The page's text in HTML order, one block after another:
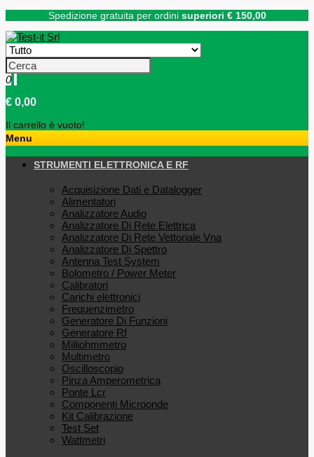
Spedizione gratuita per ordini superiori € 150,00
0
€ 0,00
Il carrello è vuoto!
Menu
STRUMENTI ELETTRONICA E RF
Acquisizione Dati e Datalogger
Alimentatori
Analizzatore Audio
Analizzatore Di Rete Elettrica
Analizzatore Di Rete Vettoriale Vna
Analizzatore Di Spettro
Antenna Test System
Bolometro / Power Meter
Calibratori
Carichi elettronici
Frequenzimetro
Generatore Di Funzioni
Generatore Rf
Milliohmmetro
Multimetro
Oscilloscopio
Pinza Amperometrica
Ponte Lcr
Componenti Microonde
Kit Calibrazione
Test Set
Wattmetri